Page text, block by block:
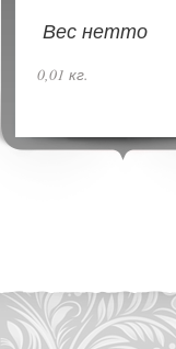
Вес нетто
0,01 кг.